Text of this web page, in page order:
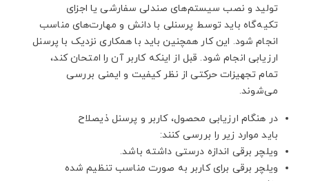
تولید و نصب سیستم‌های صندلی سفارشی یا اجزای
تکیه‌گاه باید توسط پرسنلی با دانش و مهارت‌های مناسب
انجام شود. این کار همچنین باید با همکاری نزدیک با پرسنل
ارزیابی انجام شود. قبل از اینکه کاربر آن را امتحان کند،
تمام تجهیزات حرکتی از نظر کیفیت و ایمنی بررسی
می‌شوند.
در هنگام ارزیابی محصول، کاربر و پرسنل ذیصلاح
باید موارد زیر را بررسی کنند:
ویلچر برقی اندازه درستی داشته باشد.
ویلچر برقی برای کاربر به صورت مناسب تنظیم‌ شده